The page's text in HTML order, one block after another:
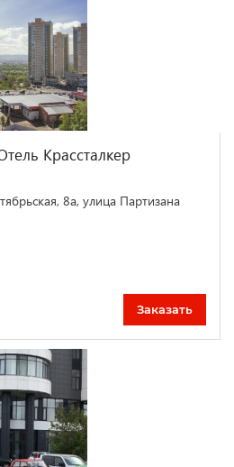
Крассталкер
8а, улица Партизана
Заказать